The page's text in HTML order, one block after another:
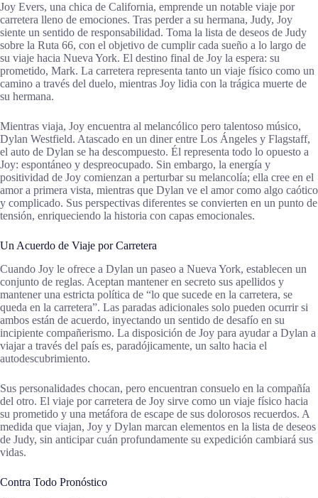
Joy Evers, una chica de California, emprende un notable viaje por
carretera lleno de emociones. Tras perder a su hermana, Judy, Joy
siente un sentido de responsabilidad. Toma la lista de deseos de Judy
sobre la Ruta 66, con el objetivo de cumplir cada sueño a lo largo de
su viaje hacia Nueva York. El destino final de Joy la espera: su
prometido, Mark. La carretera representa tanto un viaje físico como un
camino a través del duelo, mientras Joy lidia con la trágica muerte de
su hermana.
Mientras viaja, Joy encuentra al melancólico pero talentoso músico,
Dylan Westfield. Atascado en un diner entre Los Ángeles y Flagstaff,
el auto de Dylan se ha descompuesto. Él representa todo lo opuesto a
Joy: espontáneo y despreocupado. Sin embargo, la energía y
positividad de Joy comienzan a perturbar su melancolía; ella cree en el
amor a primera vista, mientras que Dylan ve el amor como algo caótico
y complicado. Sus perspectivas diferentes se convierten en un punto de
tensión, enriqueciendo la historia con capas emocionales.
Un Acuerdo de Viaje por Carretera
Cuando Joy le ofrece a Dylan un paseo a Nueva York, establecen un
conjunto de reglas. Aceptan mantener en secreto sus apellidos y
mantener una estricta política de “lo que sucede en la carretera, se
queda en la carretera”. Las paradas adicionales solo pueden ocurrir si
ambos están de acuerdo, inyectando un sentido de desafío en su
incipiente compañerismo. La disposición de Joy para ayudar a Dylan a
viajar a través del país es, paradójicamente, un salto hacia el
autodescubrimiento.
Sus personalidades chocan, pero encuentran consuelo en la compañía
del otro. El viaje por carretera de Joy sirve como un viaje físico hacia
su prometido y una metáfora de escape de sus dolorosos recuerdos. A
medida que viajan, Joy y Dylan marcan elementos en la lista de deseos
de Judy, sin anticipar cuán profundamente su expedición cambiará sus
vidas.
Contra Todo Pronóstico